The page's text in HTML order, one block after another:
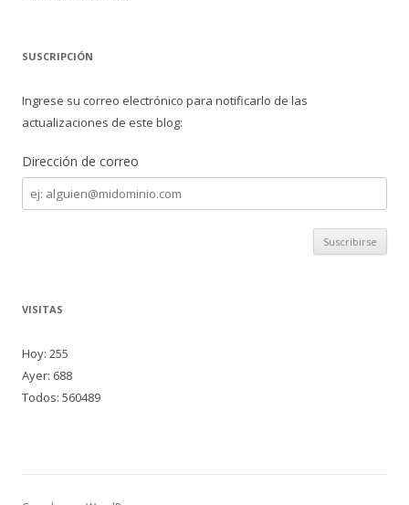
SUSCRIPCIÓN
Ingrese su correo electrónico para notificarlo de las
actualizaciones de este blog:
Dirección de correo
Dirección
de
correo
VISITAS
Hoy: 255
Ayer: 688
Todos: 560489